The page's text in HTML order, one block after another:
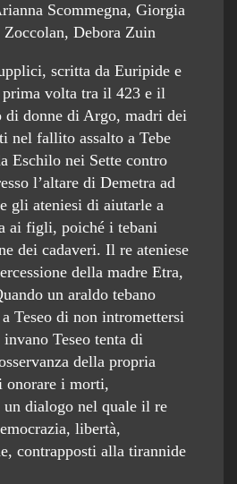
Scommegna, Giorgia
Zoccolan, Debora Zuin
scritta da Euripide e
prima volta tra il 423 e il
di donne di Argo, madri dei
nel fallito assalto a Tebe
Eschilo nei Sette contro
l’altare di Demetra ad
gli ateniesi di aiutarle a
ai figli, poiché i tebani
dei cadaveri. Il re ateniese
della madre Etra,
un araldo tebano
Teseo di non intromettersi
Teseo tenta di
della propria
onorare i morti,
dialogo nel quale il re
libertà,
contrapposti alla tirannide